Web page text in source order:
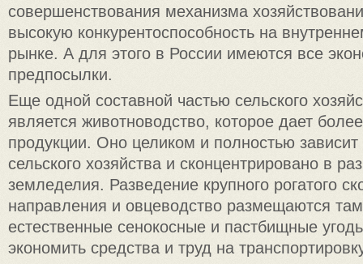
совершенствования механизма
высокую конкурентоспособность на
рынке. А для этого в России имеются все
предпосылки.
Еще одной составной частью сельского
является животноводство, которое дает
продукции. Оно целиком и полностью
сельского хозяйства и сконцентрировано в
земледелия. Разведение крупного рогатого
направления и овцеводство размещаются
естественные сенокосные и пастбищные
экономить средства и труд на